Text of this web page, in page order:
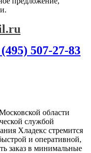
507-27-83
области
службой
Хладекс стремится
и оперативной,
заказ в минимальные